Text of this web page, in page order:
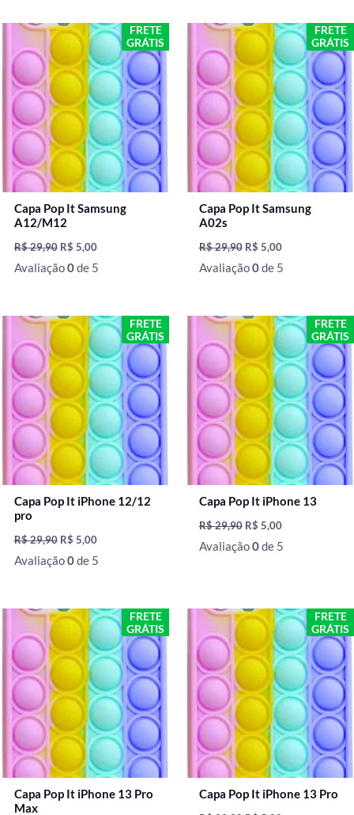
FRETE
GRÁTIS
Capa Pop It Samsung
A12/M12
R$29,90
O
preço
original
era:
R$ 29,90.
R$ 5,00
O
preço
atual
é:
R$ 5,00.
Avaliação0de 5
FRETE
GRÁTIS
Capa Pop It Samsung
A02s
R$29,90
O
preço
original
era:
R$ 29,90.
R$ 5,00
O
preço
atual
é:
R$ 5,00.
Avaliação0de 5
FRETE
GRÁTIS
Capa Pop It iPhone 12/12
pro
R$29,90
O
preço
original
era:
R$ 29,90.
R$ 5,00
O
preço
atual
é:
R$ 5,00.
Avaliação0de 5
FRETE
GRÁTIS
Capa Pop It iPhone 13
R$29,90
O
preço
original
era:
R$ 29,90.
R$ 5,00
O
preço
atual
é:
R$ 5,00.
Avaliação0de 5
FRETE
GRÁTIS
Capa Pop It iPhone 13 Pro
Max
O
preço
original
era:
R$ 29,90.
O
preço
atual
é:
R$ 5,00.
FRETE
GRÁTIS
Capa Pop It iPhone 13 Pro
O
preço
original
era:
R$ 29,90.
O
preço
atual
é:
R$ 5,00.